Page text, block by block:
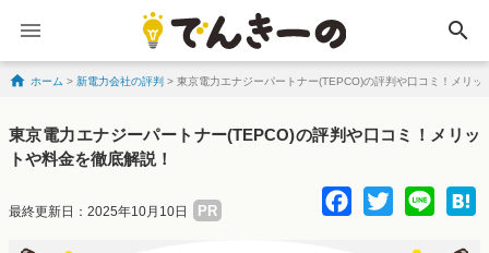
search
Skip to content
ホーム > 新電力会社の評判 > 東京電力エナジーパートナー(TEPCO)の評判や口コミ！メリッ
東京電力エナジーパートナー(TEPCO)の評判や口コミ！メリッ
トや料金を徹底解説！
最終更新日：2025年10月10日 PR